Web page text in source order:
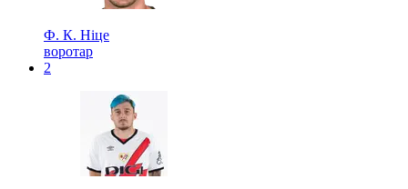
Ф. К. Ніце
воротар
2